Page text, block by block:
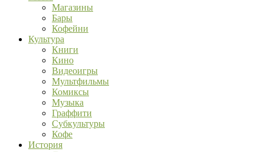
Магазины
Бары
Кофейни
Культура
Книги
Кино
Видеоигры
Мультфильмы
Комиксы
Музыка
Граффити
Субкультуры
Кофе
История